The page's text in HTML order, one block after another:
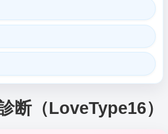
断（LoveType16）